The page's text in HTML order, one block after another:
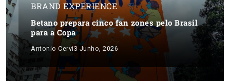
BRAND EXPERIENCE
Betano prepara cinco fan zones pelo Brasil
para a Copa
Antonio Cervi3 Junho, 2026